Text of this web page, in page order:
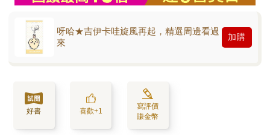
呀哈★吉伊卡哇旋風再起，精選周邊看過
來
加購
好書 喜歡+1
寫評價
賺金幣